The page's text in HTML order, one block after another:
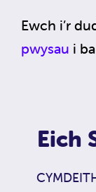
Ewch i’r
pwysau i
Eich